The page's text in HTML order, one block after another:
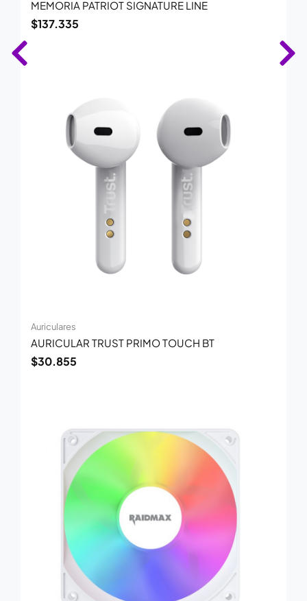
MEMORIA PATRIOT SIGNATURE LINE
$137.335
Auriculares
AURICULAR TRUST PRIMO TOUCH BT
$30.855